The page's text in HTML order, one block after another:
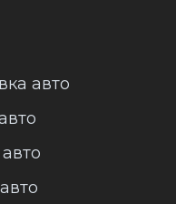
авто